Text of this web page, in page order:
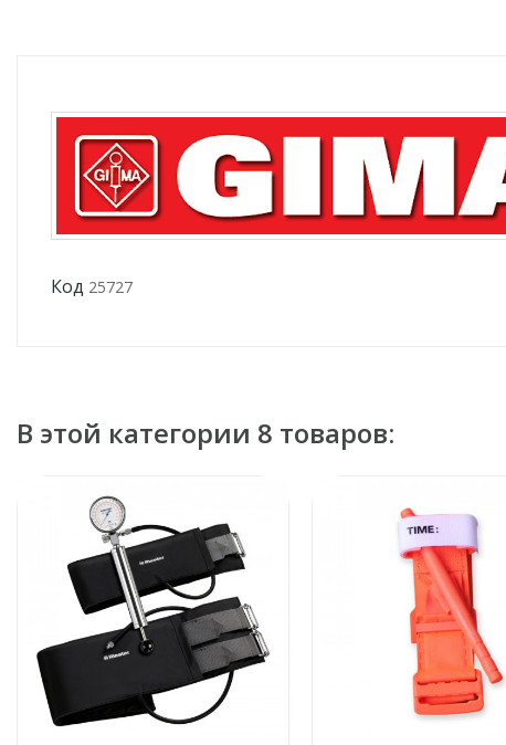
Код 25727
В этой категории 8 товаров: